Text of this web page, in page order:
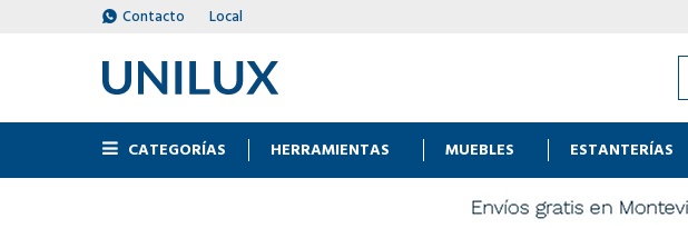
CATEGORÍAS HERRAMIENTAS MUEBLES ESTANTERÍAS
Contacto Local